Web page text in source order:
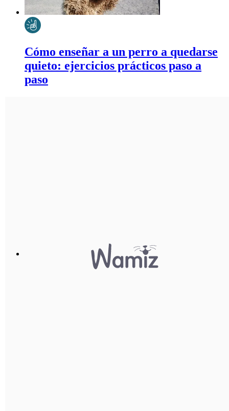
Cómo enseñar a un perro a quedarse
quieto: ejercicios prácticos paso a
paso